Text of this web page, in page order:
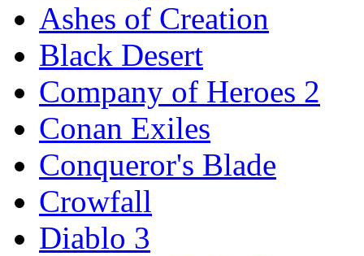
Ashes of Creation
Black Desert
Company of Heroes 2
Conan Exiles
Conqueror's Blade
Crowfall
Diablo 3